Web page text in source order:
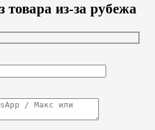
из-за рубежа